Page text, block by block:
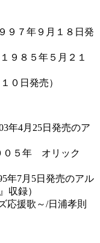
９７年９月１８日発
９８５年５月２１
０日発売）
年4月25日発売のア
０５年 オリック
年7月5日発売のアル
収録）
応援歌～/日浦孝則